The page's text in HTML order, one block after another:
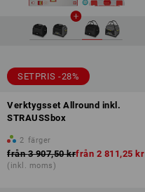
SETPRIS -28%
Verktygsset Allround inkl.
STRAUSSbox
2 färger
från 3 907,50 krfrån 2 811,25 kr
(inkl. moms)